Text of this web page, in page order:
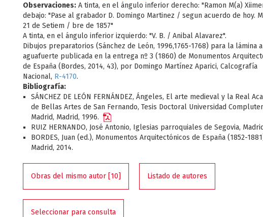
Observaciones: A tinta, en el ángulo inferior derecho: "Ramon M(a)
debajo: "Pase al grabador D. Domingo Martinez / segun acuerdo de hoy.
21 de Setiem / bre de 1857"
A tinta, en el ángulo inferior izquierdo: "V. B. / Anibal Alavarez".
Dibujos preparatorios (Sánchez de León, 1996,1765-1768) para la lámina
aguafuerte publicada en la entrega nº 3 (1860) de Monumentos
de España (Bordes, 2014, 43), por Domingo Martínez Aparici, Calcografía
Nacional, R-4170.
Bibliografía:
SÁNCHEZ DE LEÓN FERNÁNDEZ, Ángeles, El arte medieval y la Real
de Bellas Artes de San Fernando, Tesis Doctoral Universidad
Madrid, Madrid, 1996.
RUIZ HERNANDO, José Antonio, Iglesias parroquiales de Segovia,
BORDES, Juan (ed.), Monumentos Arquitectónicos de España (1852-
Madrid, 2014.
Obras del mismo autor [10] Listado de autores
Seleccionar para consulta